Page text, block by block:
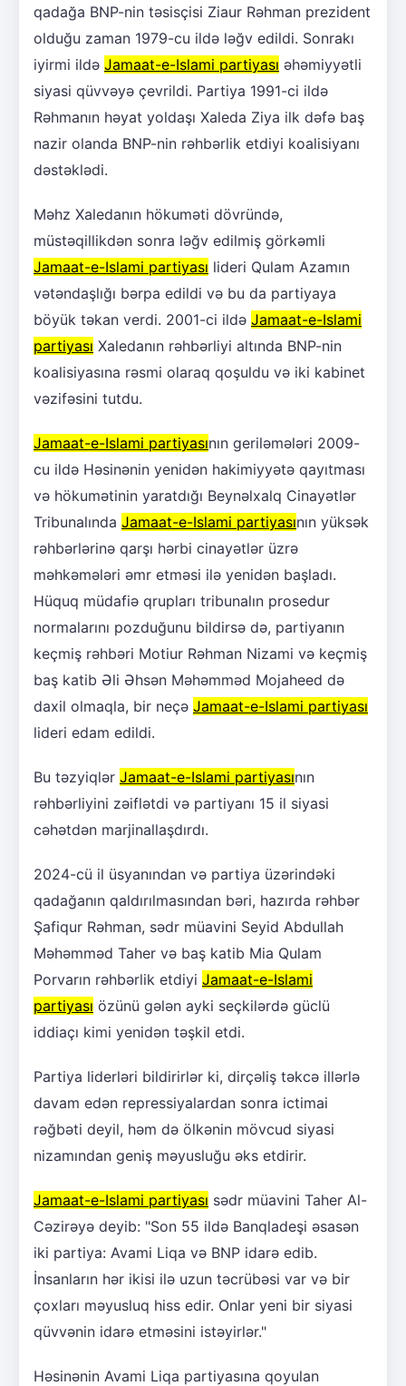
qadağa BNP-nin təsisçisi Ziaur Rəhman prezident
olduğu zaman 1979-cu ildə ləğv edildi. Sonrakı
iyirmi ildə Jamaat-e-Islami partiyası əhəmiyyətli
siyasi qüvvəyə çevrildi. Partiya 1991-ci ildə
Rəhmanın həyat yoldaşı Xaleda Ziya ilk dəfə baş
nazir olanda BNP-nin rəhbərlik etdiyi koalisiyanı
dəstəklədi.
Məhz Xaledanın hökuməti dövründə,
müstəqillikdən sonra ləğv edilmiş görkəmli
Jamaat-e-Islami partiyası lideri Qulam Azamın
vətəndaşlığı bərpa edildi və bu da partiyaya
böyük təkan verdi. 2001-ci ildə Jamaat-e-Islami
partiyası Xaledanın rəhbərliyi altında BNP-nin
koalisiyasına rəsmi olaraq qoşuldu və iki kabinet
vəzifəsini tutdu.
Jamaat-e-Islami partiyasının geriləmələri 2009-
cu ildə Həsinənin yenidən hakimiyyətə qayıtması
və hökumətinin yaratdığı Beynəlxalq Cinayətlər
Tribunalında Jamaat-e-Islami partiyasının yüksək
rəhbərlərinə qarşı hərbi cinayətlər üzrə
məhkəmələri əmr etməsi ilə yenidən başladı.
Hüquq müdafiə qrupları tribunalın prosedur
normalarını pozduğunu bildirsə də, partiyanın
keçmiş rəhbəri Motiur Rəhman Nizami və keçmiş
baş katib Əli Əhsən Məhəmməd Mojaheed də
daxil olmaqla, bir neçə Jamaat-e-Islami partiyası
lideri edam edildi.
Bu təzyiqlər Jamaat-e-Islami partiyasının
rəhbərliyini zəiflətdi və partiyanı 15 il siyasi
cəhətdən marjinallaşdırdı.
2024-cü il üsyanından və partiya üzərindəki
qadağanın qaldırılmasından bəri, hazırda rəhbər
Şafiqur Rəhman, sədr müavini Seyid Abdullah
Məhəmməd Taher və baş katib Mia Qulam
Porvarın rəhbərlik etdiyi Jamaat-e-Islami
partiyası özünü gələn ayki seçkilərdə güclü
iddiaçı kimi yenidən təşkil etdi.
Partiya liderləri bildirirlər ki, dirçəliş təkcə illərlə
davam edən repressiyalardan sonra ictimai
rəğbəti deyil, həm də ölkənin mövcud siyasi
nizamından geniş məyusluğu əks etdirir.
Jamaat-e-Islami partiyası sədr müavini Taher Al-
Cəzirəyə deyib: "Son 55 ildə Banqladeşi əsasən
iki partiya: Avami Liqa və BNP idarə edib.
İnsanların hər ikisi ilə uzun təcrübəsi var və bir
çoxları məyusluq hiss edir. Onlar yeni bir siyasi
qüvvənin idarə etməsini istəyirlər."
Həsinənin Avami Liqa partiyasına qoyulan